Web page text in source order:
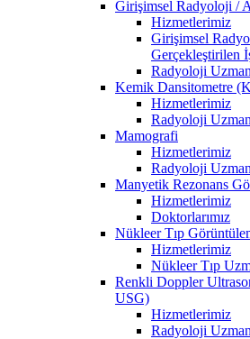
Girişimsel Radyoloji /
Hizmetlerimiz
Girişimsel
Gerçekleştirilen
Radyoloji
Kemik Dansitometre
Hizmetlerimiz
Radyoloji
Mamografi
Hizmetlerimiz
Radyoloji
Manyetik Rezonans
Hizmetlerimiz
Doktorlarımız
Nükleer Tıp
Hizmetlerimiz
Nükleer Tıp
Renkli Doppler
USG)
Hizmetlerimiz
Radyoloji